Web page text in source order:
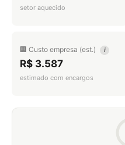
setor aquecido
🏢 Custo empresa (est.) i
R$ 3.587
estimado com encargos